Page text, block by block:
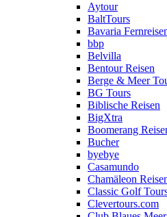
Aytour
BaltTours
Bavaria
bbp
Belvilla
Bentour Reisen
Berge & Meer
BG Tours
Biblische Reisen
BigXtra
Boomerang
Bucher
byebye
Casamundo
Chamäleon
Classic Golf
Clevertours.com